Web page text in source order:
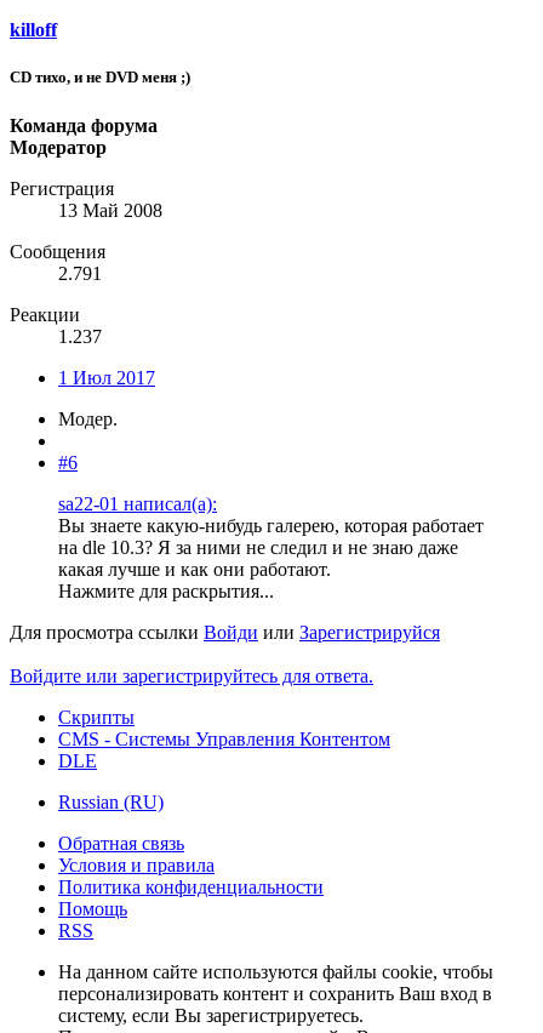
killoff
CD тихо, и не DVD меня ;)
Команда форума
Модератор
Регистрация
13 Май 2008
Сообщения
2.791
Реакции
1.237
1 Июл 2017
Модер.
#6
sa22-01 написал(а):
Вы знаете какую-нибудь галерею, которая работает
на dle 10.3? Я за ними не следил и не знаю даже
какая лучше и как они работают.
Нажмите для раскрытия...
Для просмотра ссылки Войди или Зарегистрируйся
Войдите или зарегистрируйтесь для ответа.
Скрипты
CMS - Системы Управления Контентом
DLE
Russian (RU)
Обратная связь
Условия и правила
Политика конфиденциальности
Помощь
RSS
На данном сайте используются файлы cookie, чтобы
персонализировать контент и сохранить Ваш вход в
систему, если Вы зарегистрируетесь.